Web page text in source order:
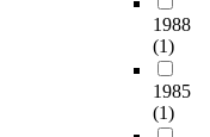
1988
(1)
1985
(1)